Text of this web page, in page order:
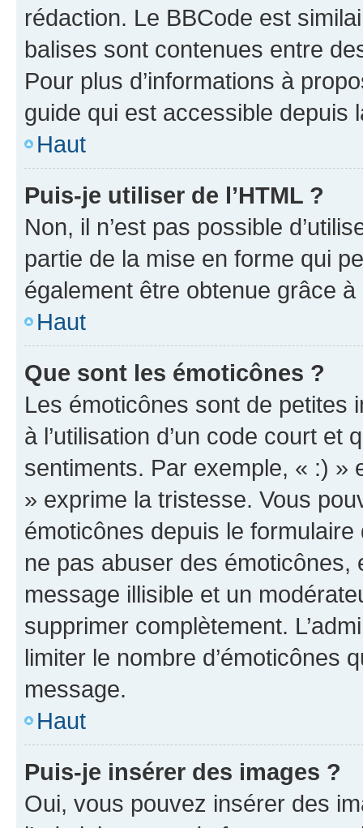
rédaction. Le BBCode est
balises sont contenues entre
Pour plus d’informations à
guide qui est accessible depuis
Haut
Puis-je utiliser de l’HTML ?
Non, il n’est pas possible
partie de la mise en forme qui
également être obtenue grâce à
Haut
Que sont les émoticônes ?
Les émoticônes sont de petites
à l’utilisation d’un code court et
sentiments. Par exemple, « :) »
» exprime la tristesse. Vous
émoticônes depuis le
ne pas abuser des
message illisible et un
supprimer complètement.
limiter le nombre d’émoticônes
message.
Haut
Puis-je insérer des images ?
Oui, vous pouvez insérer des